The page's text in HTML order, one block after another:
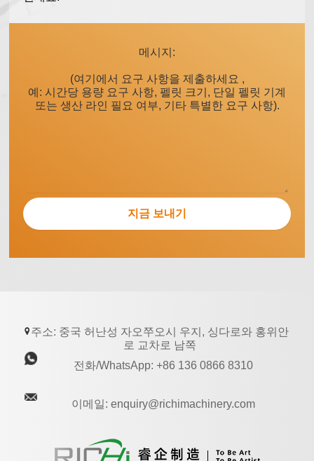
메시지:
(여기에서 요구 사항을 제출하세요 ,
예: 시간당 용량 요구 사항, 펠릿 크기, 단일 펠릿 기계
또는 생산 라인 필요 여부, 기타 특별한 요구 사항).
주소: 중국 허난성 자오쭈오시 우지, 싱다로와 홍위안
로 교차로 남쪽
전화/WhatsApp: +86 136 0866 8310
이메일: enquiry@richimachinery.com